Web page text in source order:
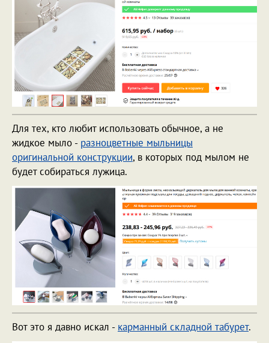
Для тех, кто любит использовать обычное, а не
жидкое мыло - разноцветные мыльницы
оригинальной конструкции, в которых под мылом не
будет собираться лужица.
Вот это я давно искал - карманный складной табурет.